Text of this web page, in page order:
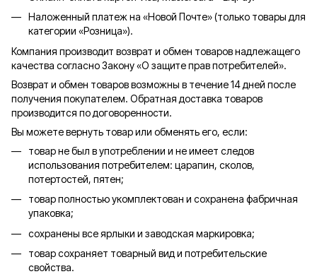
Наложенный платеж на «Новой Почте» (только товары для
категории «Розница»).
Компания производит возврат и обмен товаров надлежащего
качества согласно Закону «О защите прав потребителей».
Возврат и обмен товаров возможны в течение 14 дней после
получения покупателем. Обратная доставка товаров
производится по договоренности.
Вы можете вернуть товар или обменять его, если:
товар не был в употреблении и не имеет следов
использования потребителем: царапин, сколов,
потертостей, пятен;
товар полностью укомплектован и сохранена фабричная
упаковка;
сохранены все ярлыки и заводская маркировка;
товар сохраняет товарный вид и потребительские
свойства.